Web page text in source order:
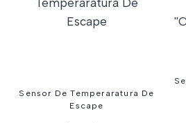
Sensor De Temperaratura De
Escape